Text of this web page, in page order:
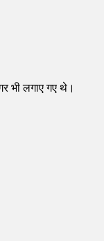
भी लगाए गए थे।